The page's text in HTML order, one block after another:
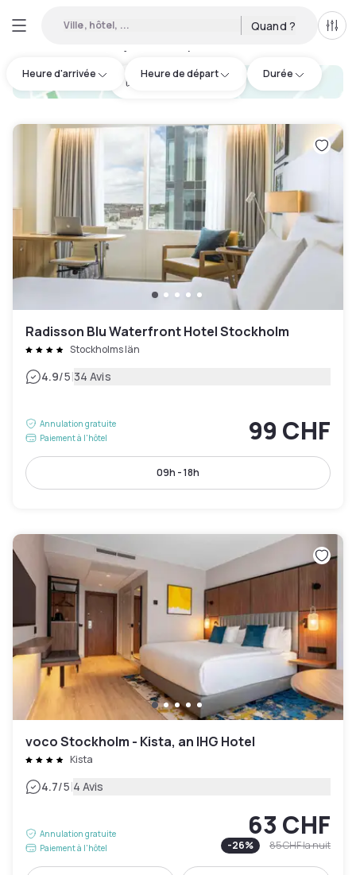
Ville, hôtel, ... Quand ?
Heure d'arrivée Heure de départ Durée
hotel.cta.view_map
Radisson Blu Waterfront Hotel Stockholm
Stockholms län
4.9/5|34 Avis
Annulation gratuite
Paiement à l'hôtel
99 CHF
09h - 18h
voco Stockholm - Kista, an IHG Hotel
Kista
4.7/5|4 Avis
Annulation gratuite
Paiement à l'hôtel
63 CHF
-26% 85 CHFla nuit